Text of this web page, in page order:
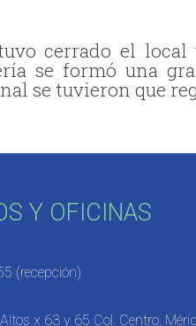
cerrado el
se formó una
se tuvieron que
Y OFICINAS
(recepción)
x 63 y 65 Col. Centro,